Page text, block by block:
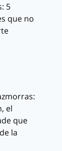
5
que no
el
que
la